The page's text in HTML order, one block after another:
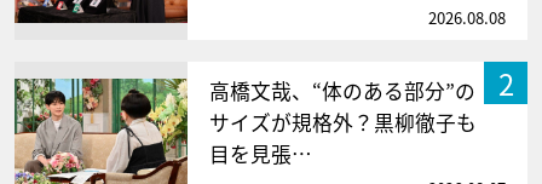
2026.08.08
2
高橋文哉、“体のある部分”の
サイズが規格外？黒柳徹子も
目を見張…